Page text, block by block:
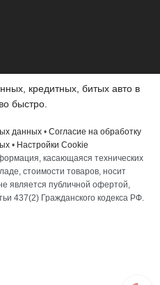
кредитных, битых авто в
быстро.
данных• Согласие на обработку
• Настройки Cookie
касающаяся технических
стоимости товаров, носит
является публичной офертой,
437(2) Гражданского кодекса РФ.